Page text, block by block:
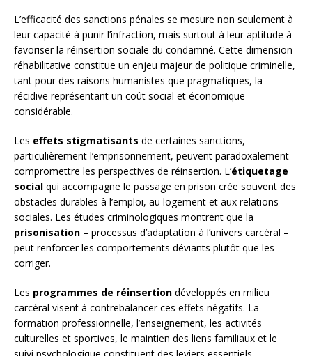
L’efficacité des sanctions pénales se mesure non seulement à
leur capacité à punir l’infraction, mais surtout à leur aptitude à
favoriser la réinsertion sociale du condamné. Cette dimension
réhabilitative constitue un enjeu majeur de politique criminelle,
tant pour des raisons humanistes que pragmatiques, la
récidive représentant un coût social et économique
considérable.
Les effets stigmatisants de certaines sanctions,
particulièrement l’emprisonnement, peuvent paradoxalement
compromettre les perspectives de réinsertion. L’étiquetage
social qui accompagne le passage en prison crée souvent des
obstacles durables à l’emploi, au logement et aux relations
sociales. Les études criminologiques montrent que la
prisonisation – processus d’adaptation à l’univers carcéral –
peut renforcer les comportements déviants plutôt que les
corriger.
Les programmes de réinsertion développés en milieu
carcéral visent à contrebalancer ces effets négatifs. La
formation professionnelle, l’enseignement, les activités
culturelles et sportives, le maintien des liens familiaux et le